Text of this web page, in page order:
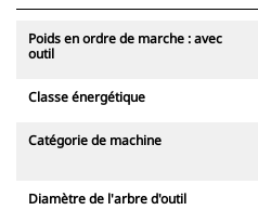
Poids en ordre de marche : avec
outil
Classe énergétique
Catégorie de machine
Diamètre de l'arbre d'outil